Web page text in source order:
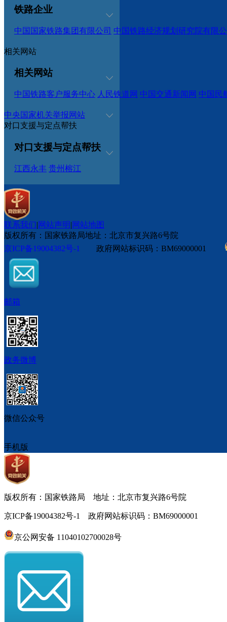
铁路企业
中国国家铁路集团有限公司 中国铁路经济规划研究院有限
相关网站
相关网站
中国铁路客户服务中心 人民铁道网 中国交通新闻网 中国民
中央国家机关举报网站
对口支援与定点帮扶
对口支援与定点帮扶
江西永丰 贵州榕江
联系我们|网站声明|网站地图
版权所有：国家铁路局地址：北京市复兴路6号院
京ICP备19004382号-1
政府网站标识码：BM69000001
邮箱
政务微博
微信公众号
手机版
版权所有：国家铁路局 地址：北京市复兴路6号院
京ICP备19004382号-1 政府网站标识码：BM69000001
京公网安备 11040102700028号